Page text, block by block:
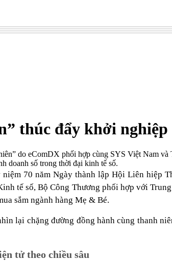
thúc đẩy khởi
do eComDX phối hợp cùng SYS Việt Nam
doanh số trong thời đại kinh tế số.
70 năm Ngày thành lập Hội Liên hiệp
tế số, Bộ Công Thương phối hợp với
sắm ngành hàng Mẹ & Bé.
lại chặng đường đồng hành cùng thanh
tử theo chiều sâu